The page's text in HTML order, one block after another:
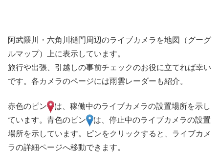
阿武隈川・六角川樋門周辺のライブカメラを地図（グーグ
ルマップ）上に表示しています。
旅行や出張、引越しの事前チェックのお役に立てれば幸い
です。各カメラのページには雨雲レーダーも紹介。
赤色のピン
は、稼働中のライブカメラの設置場所を示し
ています。青色のピン
は、停止中のライブカメラの設置
場所を示しています。ピンをクリックすると、ライブカメ
ラの詳細ページへ移動できます。